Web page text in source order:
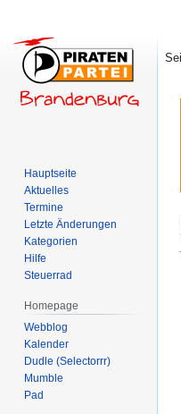
Hauptseite
Aktuelles
Termine
Letzte Änderungen
Kategorien
Hilfe
Steuerrad
Homepage
Webblog
Kalender
Dudle (Selectorrr)
Mumble
Pad